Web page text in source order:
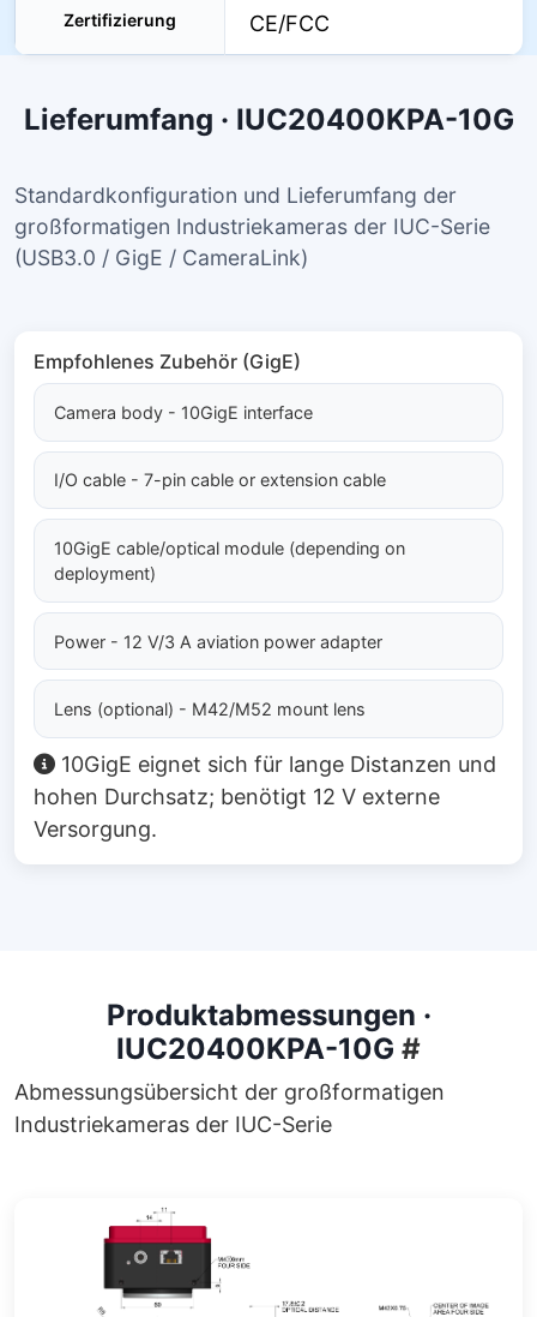
Zertifizierung CE/FCC
Lieferumfang · IUC20400KPA-10G
Standardkonfiguration und Lieferumfang der
großformatigen Industriekameras der IUC-Serie
(USB3.0 / GigE / CameraLink)
Empfohlenes Zubehör (GigE)
Camera body - 10GigE interface
I/O cable - 7-pin cable or extension cable
10GigE cable/optical module (depending on
deployment)
Power - 12 V/3 A aviation power adapter
Lens (optional) - M42/M52 mount lens
10GigE eignet sich für lange Distanzen und
hohen Durchsatz; benötigt 12 V externe
Versorgung.
Produktabmessungen ·
IUC20400KPA-10G #
Abmessungsübersicht der großformatigen
Industriekameras der IUC-Serie